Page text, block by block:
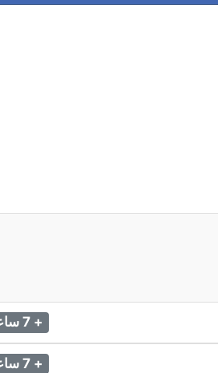
+ 7 ساعات
+ 7 ساعات